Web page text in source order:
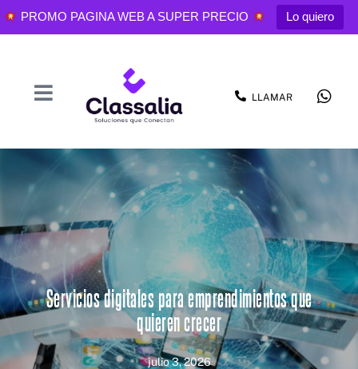
PROMO PAGINA WEB A SUPER PRECIO Lo quiero
LLAMAR
Servicios digitales para emprendimientos que
quieren crecer
julio 3, 2026